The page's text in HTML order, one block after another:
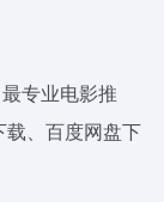
专业电影推
、百度网盘下